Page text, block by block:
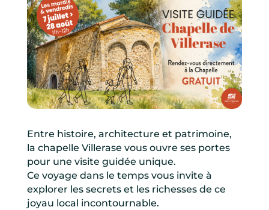
Entre histoire, architecture et patrimoine,
la chapelle Villerase vous ouvre ses portes
pour une visite guidée unique.
Ce voyage dans le temps vous invite à
explorer les secrets et les richesses de ce
joyau local incontournable.